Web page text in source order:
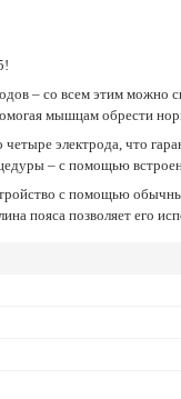
мышцам обрести
– с помощью
пояса позволяет его